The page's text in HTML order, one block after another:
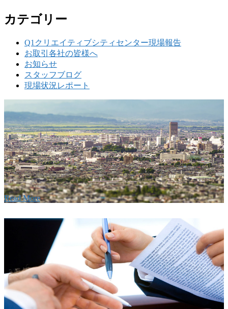
カテゴリー
Q1クリエイティブシティセンター現場報告
お取引各社の皆様へ
お知らせ
スタッフブログ
現場状況レポート
の歴史ある実績・建設技術と、旧カネフジハウス
利くフットワークが結びついた新しい建設会社で
Read More
Recruitment
採用情報
あなたの実力を発揮してみませんか？幅広い人材
います。特に建設業の営業経験者、技術者の方を
す。